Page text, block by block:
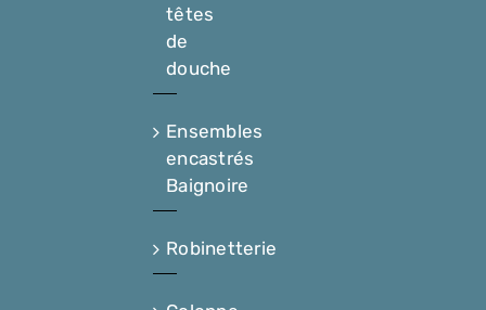
têtes
de
douche
Ensembles
encastrés
Baignoire
Robinetterie